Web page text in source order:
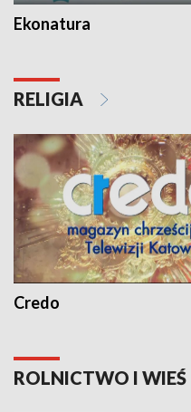
Ekonatura
RELIGIA
Credo
ROLNICTWO I WIEŚ